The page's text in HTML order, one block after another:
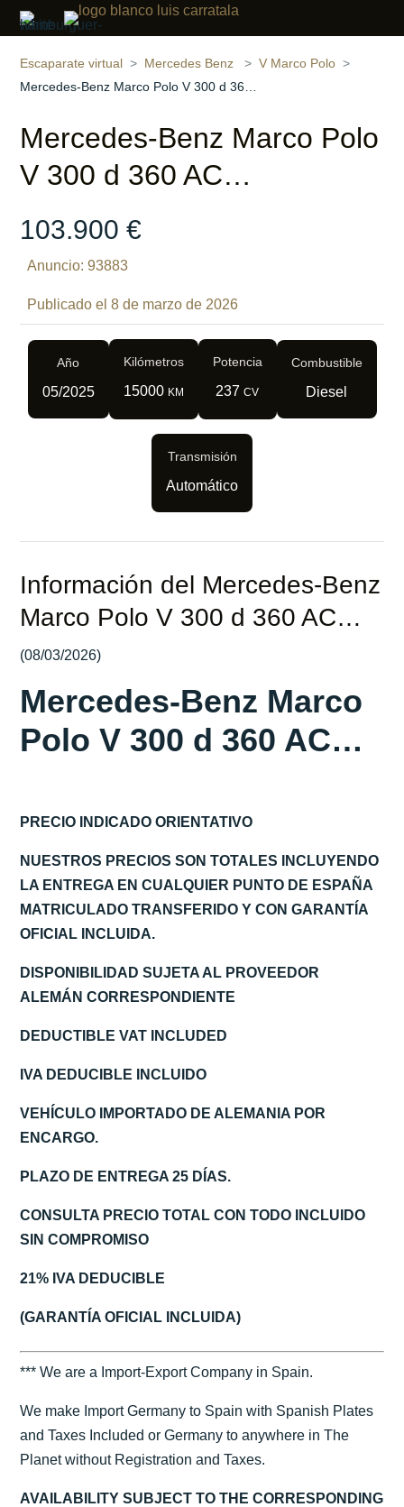
‹ ›
Compartir
Escaparate virtual Mercedes Benz
V Marco Polo
Mercedes-Benz Marco Polo
V 300 d 360 AC…
103.900 €
Anuncio: 93883
Publicado el 8 de marzo de 2026
Año
05/2025
Kilómetros
15000 KM
Potencia
237 CV
Combustible
Diesel
Transmisión
Automático
Información del Mercedes-Benz
Marco Polo V 300 d 360 AC…
(08/03/2026)
Mercedes-Benz Marco
Polo V 300 d 360 AC…
PRECIO INDICADO ORIENTATIVO
NUESTROS PRECIOS SON TOTALES INCLUYENDO
LA ENTREGA EN CUALQUIER PUNTO DE ESPAÑA
MATRICULADO TRANSFERIDO Y CON GARANTÍA
OFICIAL INCLUIDA.
DISPONIBILIDAD SUJETA AL PROVEEDOR
ALEMÁN CORRESPONDIENTE
DEDUCTIBLE VAT INCLUDED
IVA DEDUCIBLE INCLUIDO
VEHÍCULO IMPORTADO DE ALEMANIA POR
ENCARGO.
PLAZO DE ENTREGA 25 DÍAS.
CONSULTA PRECIO TOTAL CON TODO INCLUIDO
SIN COMPROMISO
21% IVA DEDUCIBLE
(GARANTÍA OFICIAL INCLUIDA)
*** We are a Import-Export Company in Spain.
We make Import Germany to Spain with Spanish Plates
and Taxes Included or Germany to anywhere in The
Planet without Registration and Taxes.
AVAILABILITY SUBJECT TO THE CORRESPONDING